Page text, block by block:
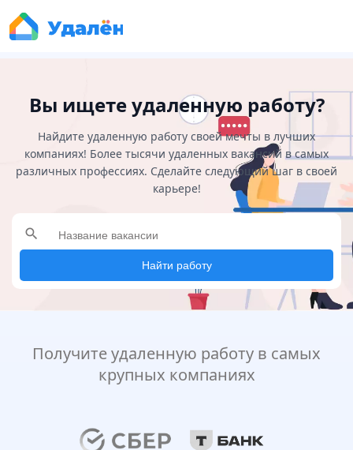
Вы ищете удаленную работу?
Найдите удаленную работу своей мечты в лучших
компаниях! Более тысячи удаленных вакансий в самых
различных профессиях. Сделайте следующий шаг в своей
карьере!
search
Найти работу
Получите удаленную работу в самых
крупных компаниях